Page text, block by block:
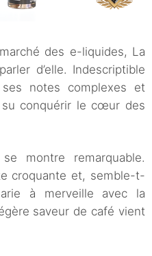
des e-liquides, La
d’elle. Indescriptible
notes complexes et
conquérir le cœur des
montre remarquable.
croquante et, semble-t-
à merveille avec la
saveur de café vient